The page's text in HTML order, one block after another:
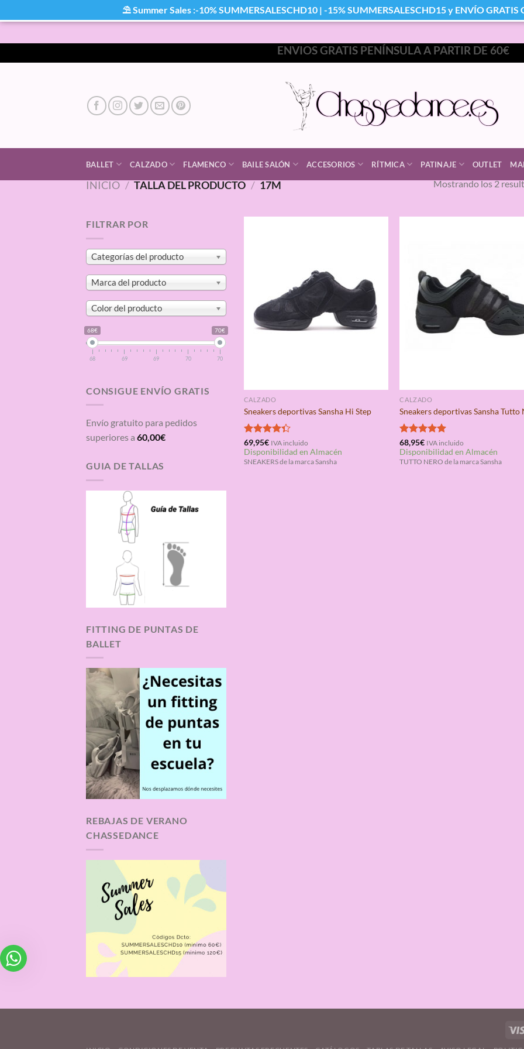
al
ENVIOS GRATIS PENÍNSULA A PARTIR DE 60€
BALLET CALZADO FLAMENCO BAILE SALÓN ACCESORIOS RÍTMICA PATINAJE OUTLET
INICIO / TALLA DEL PRODUCTO / 17M Mostrando los 2
FILTRAR POR
Categorías del producto
Marca del producto
Color del producto
68€ 70€
68 69 69 70 70
CONSIGUE ENVÍO GRATIS
Envío gratuito para pedidos
superiores a 60,00€
GUIA DE TALLAS
FITTING DE PUNTAS DE
BALLET
REBAJAS DE VERANO
CHASSEDANCE
CALZADO
Sneakers deportivas Sansha Hi Step
Valorado
con4.33
de 5
69,95€ IVA incluido
Disponibilidad en Almacén
SNEAKERS de la marca Sansha
CALZADO
Sneakers deportivas Sansha Tutto
Valorado
con5.00
de 5
68,95€ IVA incluido
Disponibilidad en Almacén
TUTTO NERO de la marca Sansha
⛱ Summer Sales :-10% SUMMERSALESCHD10 | -15% SUMMERSALESCHD15 y ENVÍO